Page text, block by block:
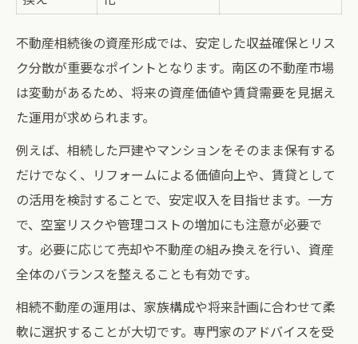
不動産相続後の資産形成では、安定した収益確保とリス
ク分散が重要なポイントとなります。南区の不動産市場
は変動があるため、将来の資産価値や賃貸需要を見据え
た運用が求められます。
例えば、相続した戸建やマンションをそのまま保有する
だけでなく、リフォームによる価値向上や、賃貸として
の活用を検討することで、安定収入を目指せます。一方
で、空室リスクや管理コストの増加にも注意が必要で
す。必要に応じて売却や不動産の組み換えを行い、資産
全体のバランスを整えることも有効です。
相続不動産の運用は、家族構成や将来計画に合わせて柔
軟に選択することが大切です。専門家のアドバイスを受